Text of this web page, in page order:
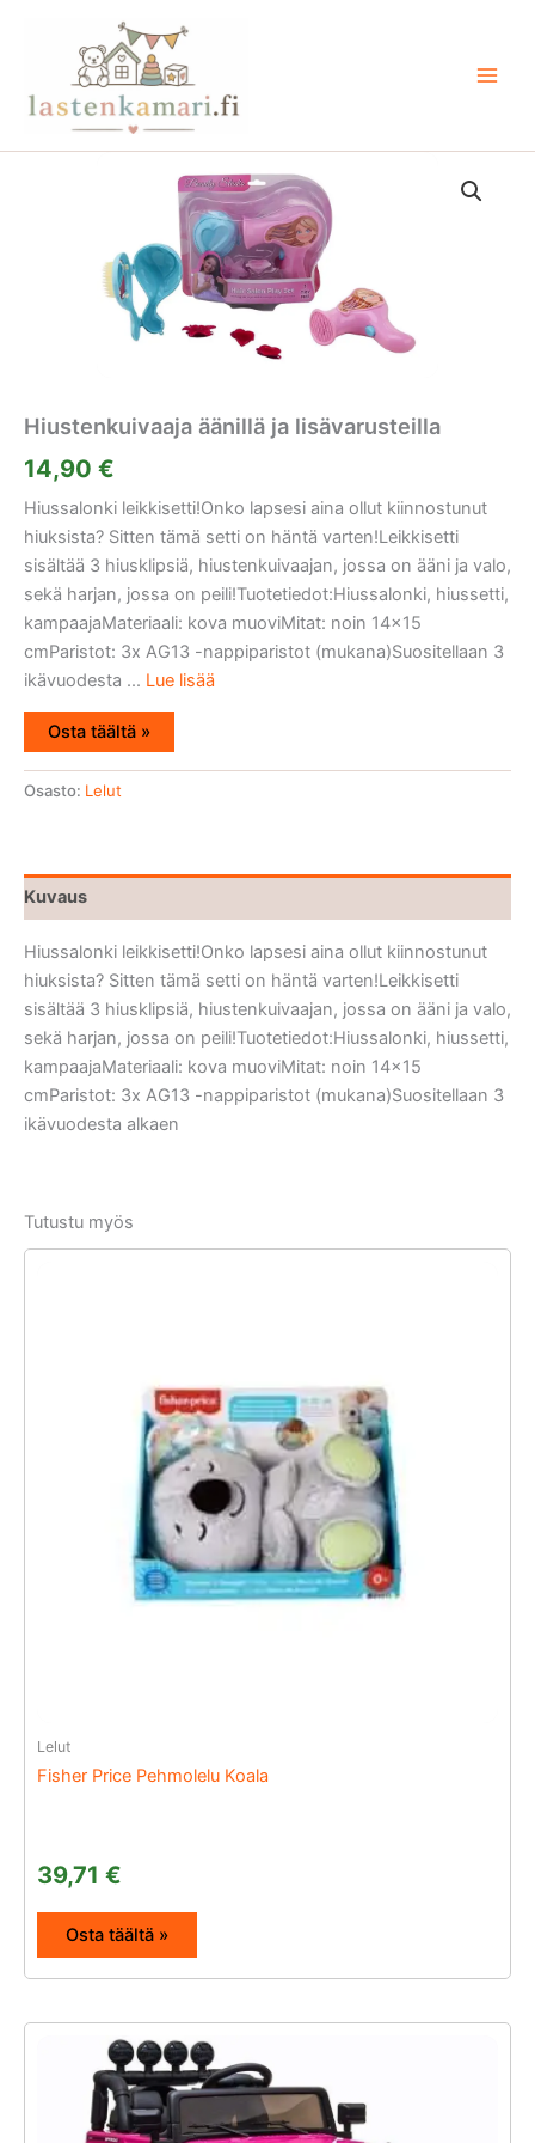
Hiustenkuivaaja äänillä ja lisävarusteilla
14,90 €
Hiussalonki leikkisetti!Onko lapsesi aina ollut kiinnostunut
hiuksista? Sitten tämä setti on häntä varten!Leikkisetti
sisältää 3 hiusklipsiä, hiustenkuivaajan, jossa on ääni ja valo,
sekä harjan, jossa on peili!Tuotetiedot:Hiussalonki, hiussetti,
kampaajaMateriaali: kova muoviMitat: noin 14x15
cmParistot: 3x AG13 -nappiparistot (mukana)Suositellaan 3
ikävuodesta ... Lue lisää
Osta täältä »
Osasto: Lelut
Kuvaus
Hiussalonki leikkisetti!Onko lapsesi aina ollut kiinnostunut
hiuksista? Sitten tämä setti on häntä varten!Leikkisetti
sisältää 3 hiusklipsiä, hiustenkuivaajan, jossa on ääni ja valo,
sekä harjan, jossa on peili!Tuotetiedot:Hiussalonki, hiussetti,
kampaajaMateriaali: kova muoviMitat: noin 14×15
cmParistot: 3x AG13 -nappiparistot (mukana)Suositellaan 3
ikävuodesta alkaen
Tutustu myös
Lelut
Fisher Price Pehmolelu Koala
39,71 €
Osta täältä »